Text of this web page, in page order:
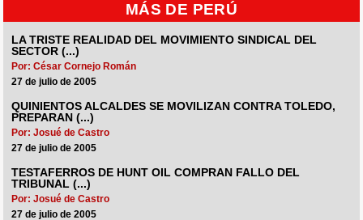
MÁS DE PERÚ
LA TRISTE REALIDAD DEL MOVIMIENTO SINDICAL DEL
SECTOR (...)
Por: César Cornejo Román
27 de julio de 2005
QUINIENTOS ALCALDES SE MOVILIZAN CONTRA TOLEDO,
PREPARAN (...)
Por: Josué de Castro
27 de julio de 2005
TESTAFERROS DE HUNT OIL COMPRAN FALLO DEL
TRIBUNAL (...)
Por: Josué de Castro
27 de julio de 2005